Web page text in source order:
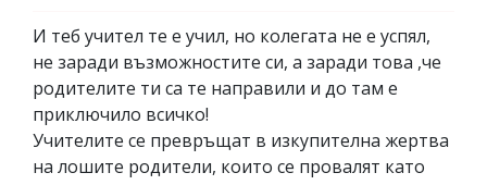
И теб учител те е учил, но колегата не е успял,
не заради възможностите си, а заради това ,че
родителите ти са те направили и до там е
приключило всичко!
Учителите се превръщат в изкупителна жертва
на лошите родители, които се провалят като